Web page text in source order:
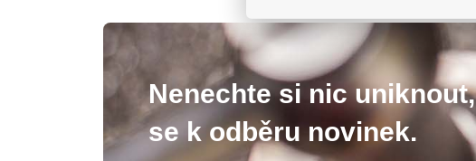
Nenechte si nic
se k odběru novinek.